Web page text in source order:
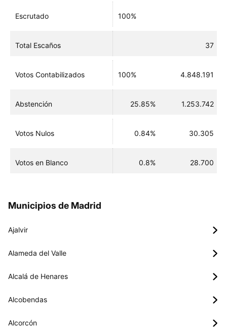
Escrutado 100%
Total Escaños 37
Votos Contabilizados 100% 4.848.191
Abstención 25.85% 1.253.742
Votos Nulos 0.84% 30.305
Votos en Blanco 0.8% 28.700
Municipios de Madrid
Ajalvir
Alameda del Valle
Alcalá de Henares
Alcobendas
Alcorcón